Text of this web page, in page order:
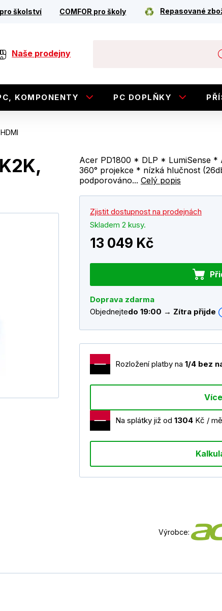
školství COMFOR pro školy Repasované
Naše prodejny
KOMPONENTY PC DOPLŇKY
Acer PD1800 * DLP * LumiSense
360° projekce * nízká hlučnost
podporováno... Celý popis
Zjistit dostupnost na prodejnách
Skladem 2 kusy.
13 049 Kč
Doprava zdarma
Objednejtedo 19:00 → Zítra přijde
Rozložení platby na 1/4 bez
Na splátky již od 1304 Kč /
Výrobce: